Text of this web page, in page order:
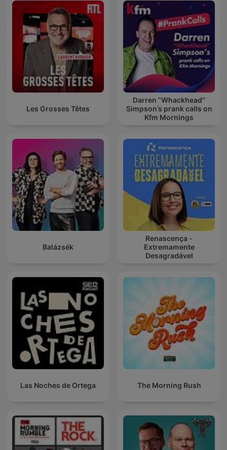
Les Grosses Têtes
Darren “Whackhead”
Simpson’s prank calls on
Kfm Mornings
Balázsék
Renascença -
Extremamente
Desagradável
Las Noches de Ortega The Morning Rush